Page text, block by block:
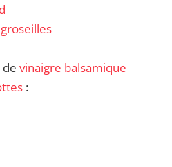
groseilles
de vinaigre balsamique
: